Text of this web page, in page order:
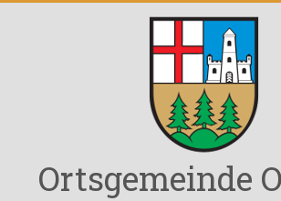
Ortsgemeinde